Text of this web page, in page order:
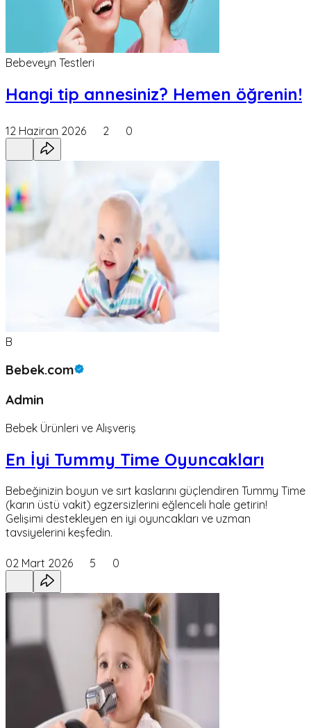
Bebeveyn Testleri
Hangi tip annesiniz? Hemen öğrenin!
12 Haziran 2026 2 0
B
Bebek.com
Admin
Bebek Ürünleri ve Alışveriş
En İyi Tummy Time Oyuncakları
Bebeğinizin boyun ve sırt kaslarını güçlendiren Tummy Time
(karın üstü vakit) egzersizlerini eğlenceli hale getirin!
Gelişimi destekleyen en iyi oyuncakları ve uzman
tavsiyelerini keşfedin.
02 Mart 2026 5 0